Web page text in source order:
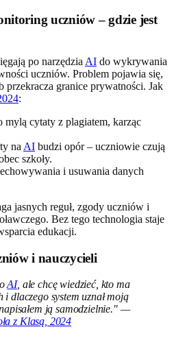
uczniów – gdzie jest
po narzędzia AI do wykrywania
uczniów. Problem pojawia się,
przekracza granice prywatności. Jak
:
mylą cytaty z plagiatem, karząc
na AI budzi opór – uczniowie czują
szkoły.
i usuwania danych
jasnych reguł, zgody uczniów i
Bez tego technologia staje
edukacji.
i nauczycieli
AI, ale chcę wiedzieć, kto ma
dlaczego system uznał moją
ją samodzielnie." —
z Klasą, 2024